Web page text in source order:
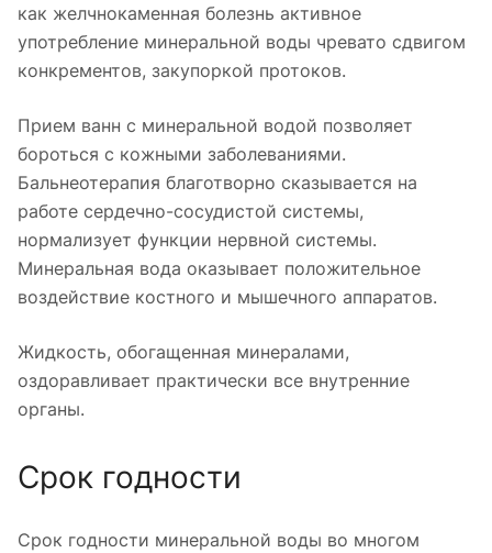
как желчнокаменная болезнь активное
употребление минеральной воды чревато сдвигом
конкрементов, закупоркой протоков.
Прием ванн с минеральной водой позволяет
бороться с кожными заболеваниями.
Бальнеотерапия благотворно сказывается на
работе сердечно-сосудистой системы,
нормализует функции нервной системы.
Минеральная вода оказывает положительное
воздействие костного и мышечного аппаратов.
Жидкость, обогащенная минералами,
оздоравливает практически все внутренние
органы.
Срок годности
Срок годности минеральной воды во многом